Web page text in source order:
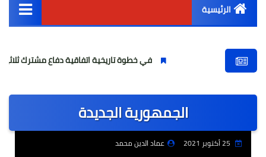
الرئيسية
أخبار مصر
عالمى
الرياضة
في خطوة تاريخية اتفاقية دفاع مشترك ثلاثية بين السعودية
الجمهورية الجديدة
عماد الدين محمد